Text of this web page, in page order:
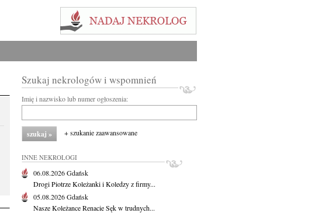
Szukaj nekrologów i wspomnień
Imię i nazwisko lub numer ogłoszenia:
+ szukanie zaawansowane
INNE NEKROLOGI
06.08.2026Gdańsk
Drogi Piotrze Koleżanki i Koledzy z firmy...
05.08.2026Gdańsk
Nasze Koleżance Renacie Sęk w trudnych...